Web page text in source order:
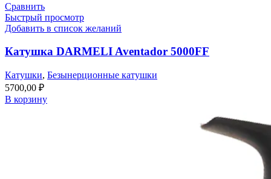
Сравнить
Быстрый просмотр
Добавить в список желаний
Катушка DARMELI Aventador 5000FF
Катушки, Безынерционные катушки
5700,00 ₽
В корзину